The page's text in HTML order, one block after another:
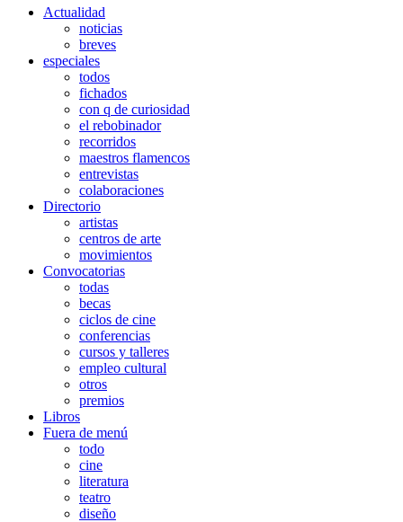
Actualidad
noticias
breves
especiales
todos
fichados
con q de curiosidad
el rebobinador
recorridos
maestros flamencos
entrevistas
colaboraciones
Directorio
artistas
centros de arte
movimientos
Convocatorias
todas
becas
ciclos de cine
conferencias
cursos y talleres
empleo cultural
otros
premios
Libros
Fuera de menú
todo
cine
literatura
teatro
diseño